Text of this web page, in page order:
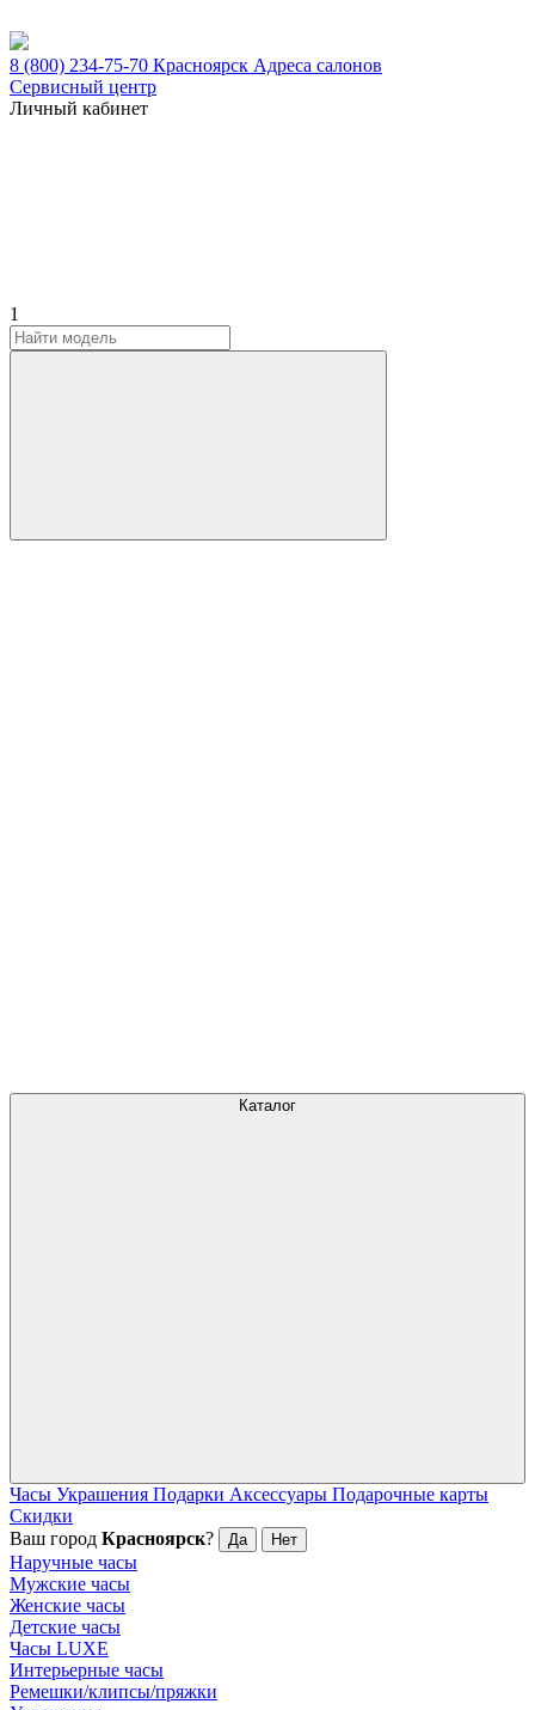
8 (800) 234-75-70 Красноярск Адреса салонов
Сервисный центр
Личный кабинет
1
Каталог
Часы Украшения Подарки Аксессуары Подарочные карты
Скидки
Ваш город Красноярск? Да Нет
Наручные часы
Мужские часы
Женские часы
Детские часы
Часы LUXE
Интерьерные часы
Ремешки/клипсы/пряжки